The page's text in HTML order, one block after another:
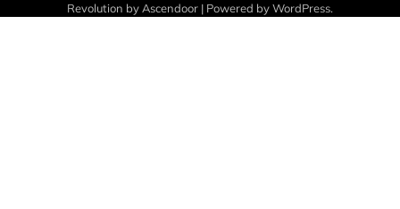
Revolution by Ascendoor | Powered byWordPress.